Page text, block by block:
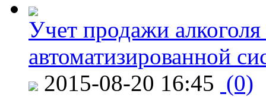
Учет продажи
автоматизированной
2015-08-20 16:45 (0)